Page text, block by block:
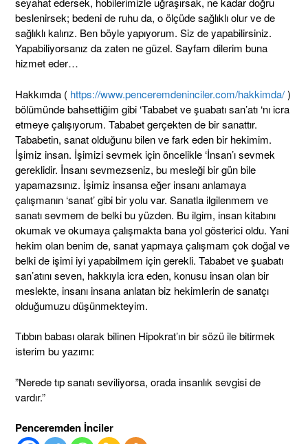
beslenirsek; bedeni de ruhu da, o ölçüde sağlıklı olur ve de
sağlıklı kalırız. Ben böyle yapıyorum. Siz de yapabilirsiniz.
Yapabiliyorsanız da zaten ne güzel. Sayfam dilerim buna
hizmet eder…
Hakkımda ( https://www.penceremdeninciler.com/hakkimda/)
bölümünde bahsettiğim gibi ‘Tababet ve şuabatı san’atı ‘nı icra
etmeye çalışıyorum. Tababet gerçekten de bir sanattır.
Tababetin, sanat olduğunu bilen ve fark eden bir hekimim.
İşimiz insan. İşimizi sevmek için öncelikle ‘İnsan’ı sevmek
gereklidir. İnsanı sevmezseniz, bu mesleği bir gün bile
yapamazsınız. İşimiz insansa eğer insanı anlamaya
çalışmanın ‘sanat’ gibi bir yolu var. Sanatla ilgilenmem ve
sanatı sevmem de belki bu yüzden. Bu ilgim, insan kitabını
okumak ve okumaya çalışmakta bana yol gösterici oldu. Yani
hekim olan benim de, sanat yapmaya çalışmam çok doğal ve
belki de işimi iyi yapabilmem için gerekli. Tababet ve şuabatı
san’atını seven, hakkıyla icra eden, konusu insan olan bir
meslekte, insanı insana anlatan biz hekimlerin de sanatçı
olduğumuzu düşünmekteyim.
Tıbbın babası olarak bilinen Hipokrat’ın bir sözü ile bitirmek
isterim bu yazımı:
”Nerede tıp sanatı seviliyorsa, orada insanlık sevgisi de
vardır.”
Penceremden İnciler